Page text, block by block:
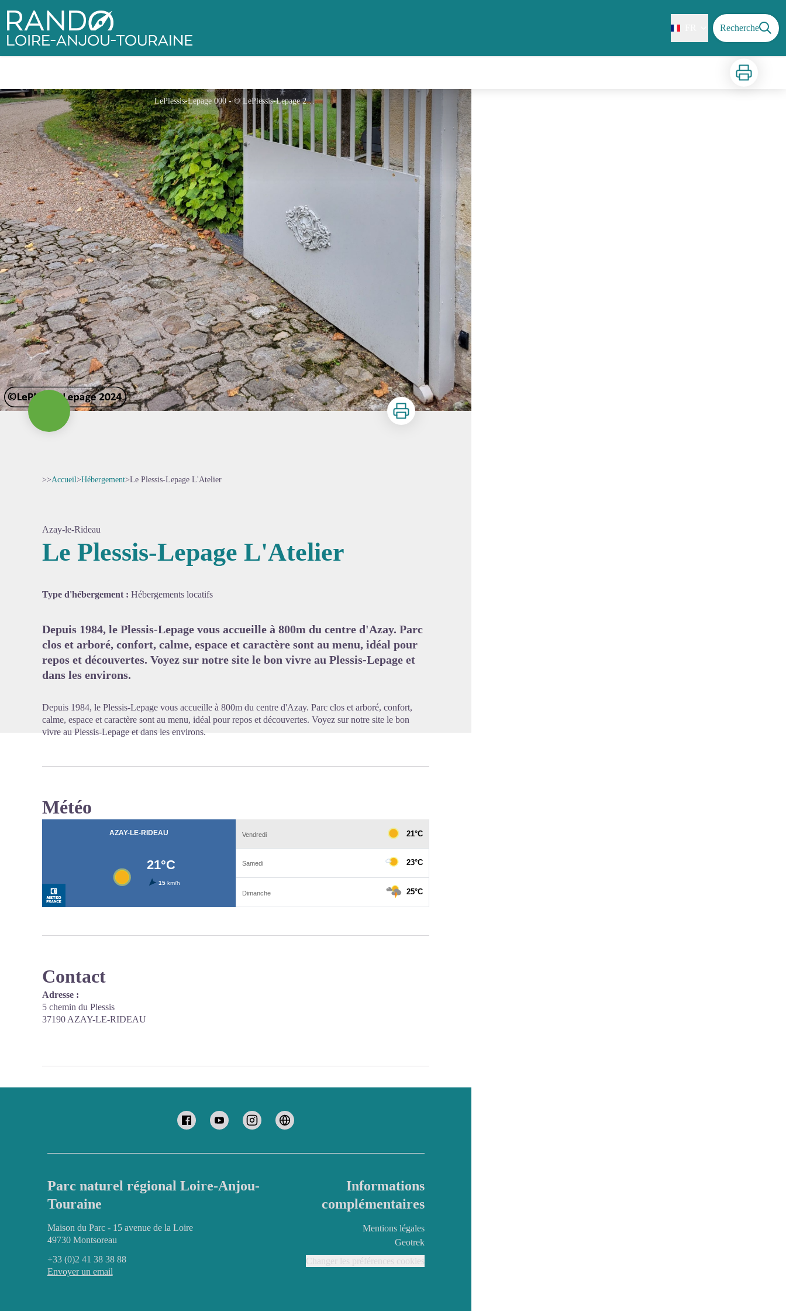
Rando Loire-Anjou-Touraine Recherche
Imprimer
LePlessis-Lepage 000 - © LePlessis-Lepage 2024
Imprimer
>>Accueil>Hébergement>Le Plessis-Lepage L'Atelier
Azay-le-Rideau
Le Plessis-Lepage L'Atelier
Type d'hébergement : Hébergements locatifs
Depuis 1984, le Plessis-Lepage vous accueille à 800m du centre d'Azay. Parc
clos et arboré, confort, calme, espace et caractère sont au menu, idéal pour
repos et découvertes. Voyez sur notre site le bon vivre au Plessis-Lepage et
dans les environs.
Depuis 1984, le Plessis-Lepage vous accueille à 800m du centre d'Azay. Parc clos et arboré, confort,
calme, espace et caractère sont au menu, idéal pour repos et découvertes. Voyez sur notre site le bon
vivre au Plessis-Lepage et dans les environs.
Météo
Contact
Adresse :
5 chemin du Plessis
37190 AZAY-LE-RIDEAU
Parc naturel régional Loire-Anjou-
Touraine
Maison du Parc - 15 avenue de la Loire
49730 Montsoreau
+33 (0)2 41 38 38 88
Envoyer un email
Informations
complémentaires
Mentions légales
Geotrek
Changer les préférences cookies